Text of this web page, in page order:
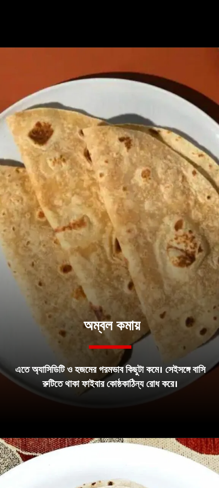
এতে অ্যাসিডিটি ও হজমের গরমভাব কিছুটা কমে। সেইসঙ্গে বাসি
রুটিতে থাকা ফাইবার কোষ্ঠকাঠিন্য রোধ করে।
অম্বল কমায়